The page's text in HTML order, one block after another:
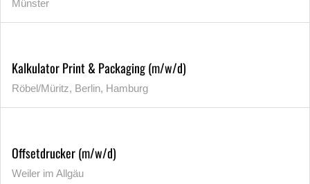
Münster
Kalkulator Print & Packaging (m/w/d)
Röbel/Müritz, Berlin, Hamburg
Offsetdrucker (m/w/d)
Weiler im Allgäu